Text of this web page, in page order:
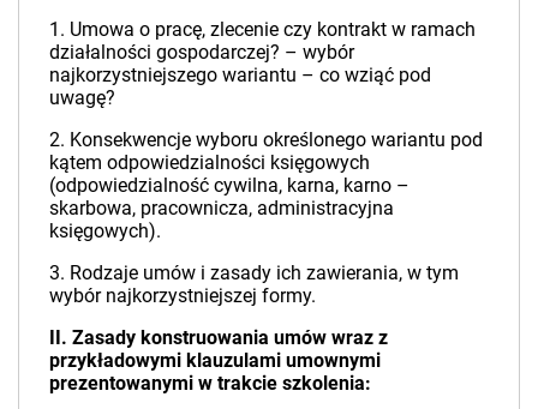
1. Umowa o pracę, zlecenie czy kontrakt w ramach
działalności gospodarczej? – wybór
najkorzystniejszego wariantu – co wziąć pod
uwagę?
2. Konsekwencje wyboru określonego wariantu pod
kątem odpowiedzialności księgowych
(odpowiedzialność cywilna, karna, karno –
skarbowa, pracownicza, administracyjna
księgowych).
3. Rodzaje umów i zasady ich zawierania, w tym
wybór najkorzystniejszej formy.
II. Zasady konstruowania umów wraz z
przykładowymi klauzulami umownymi
prezentowanymi w trakcie szkolenia: